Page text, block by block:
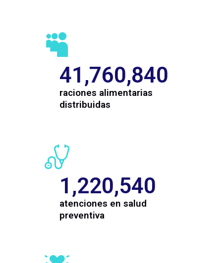
41,760,840
raciones alimentarias
distribuidas
1,220,540
atenciones en salud
preventiva